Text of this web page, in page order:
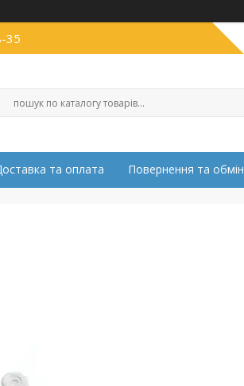
35
та оплата Повернення та обмін